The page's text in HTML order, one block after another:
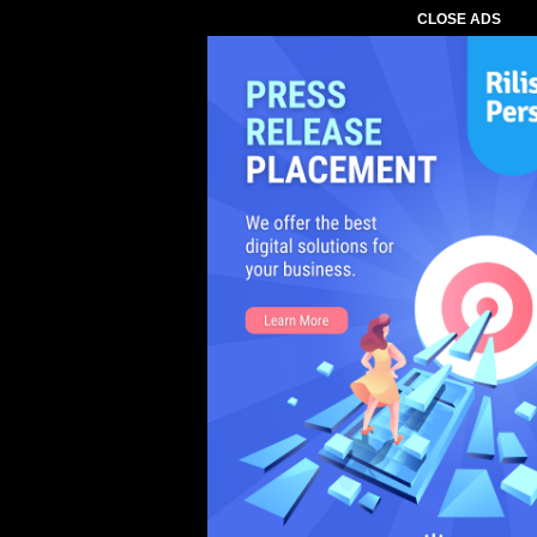
CLOSE ADS